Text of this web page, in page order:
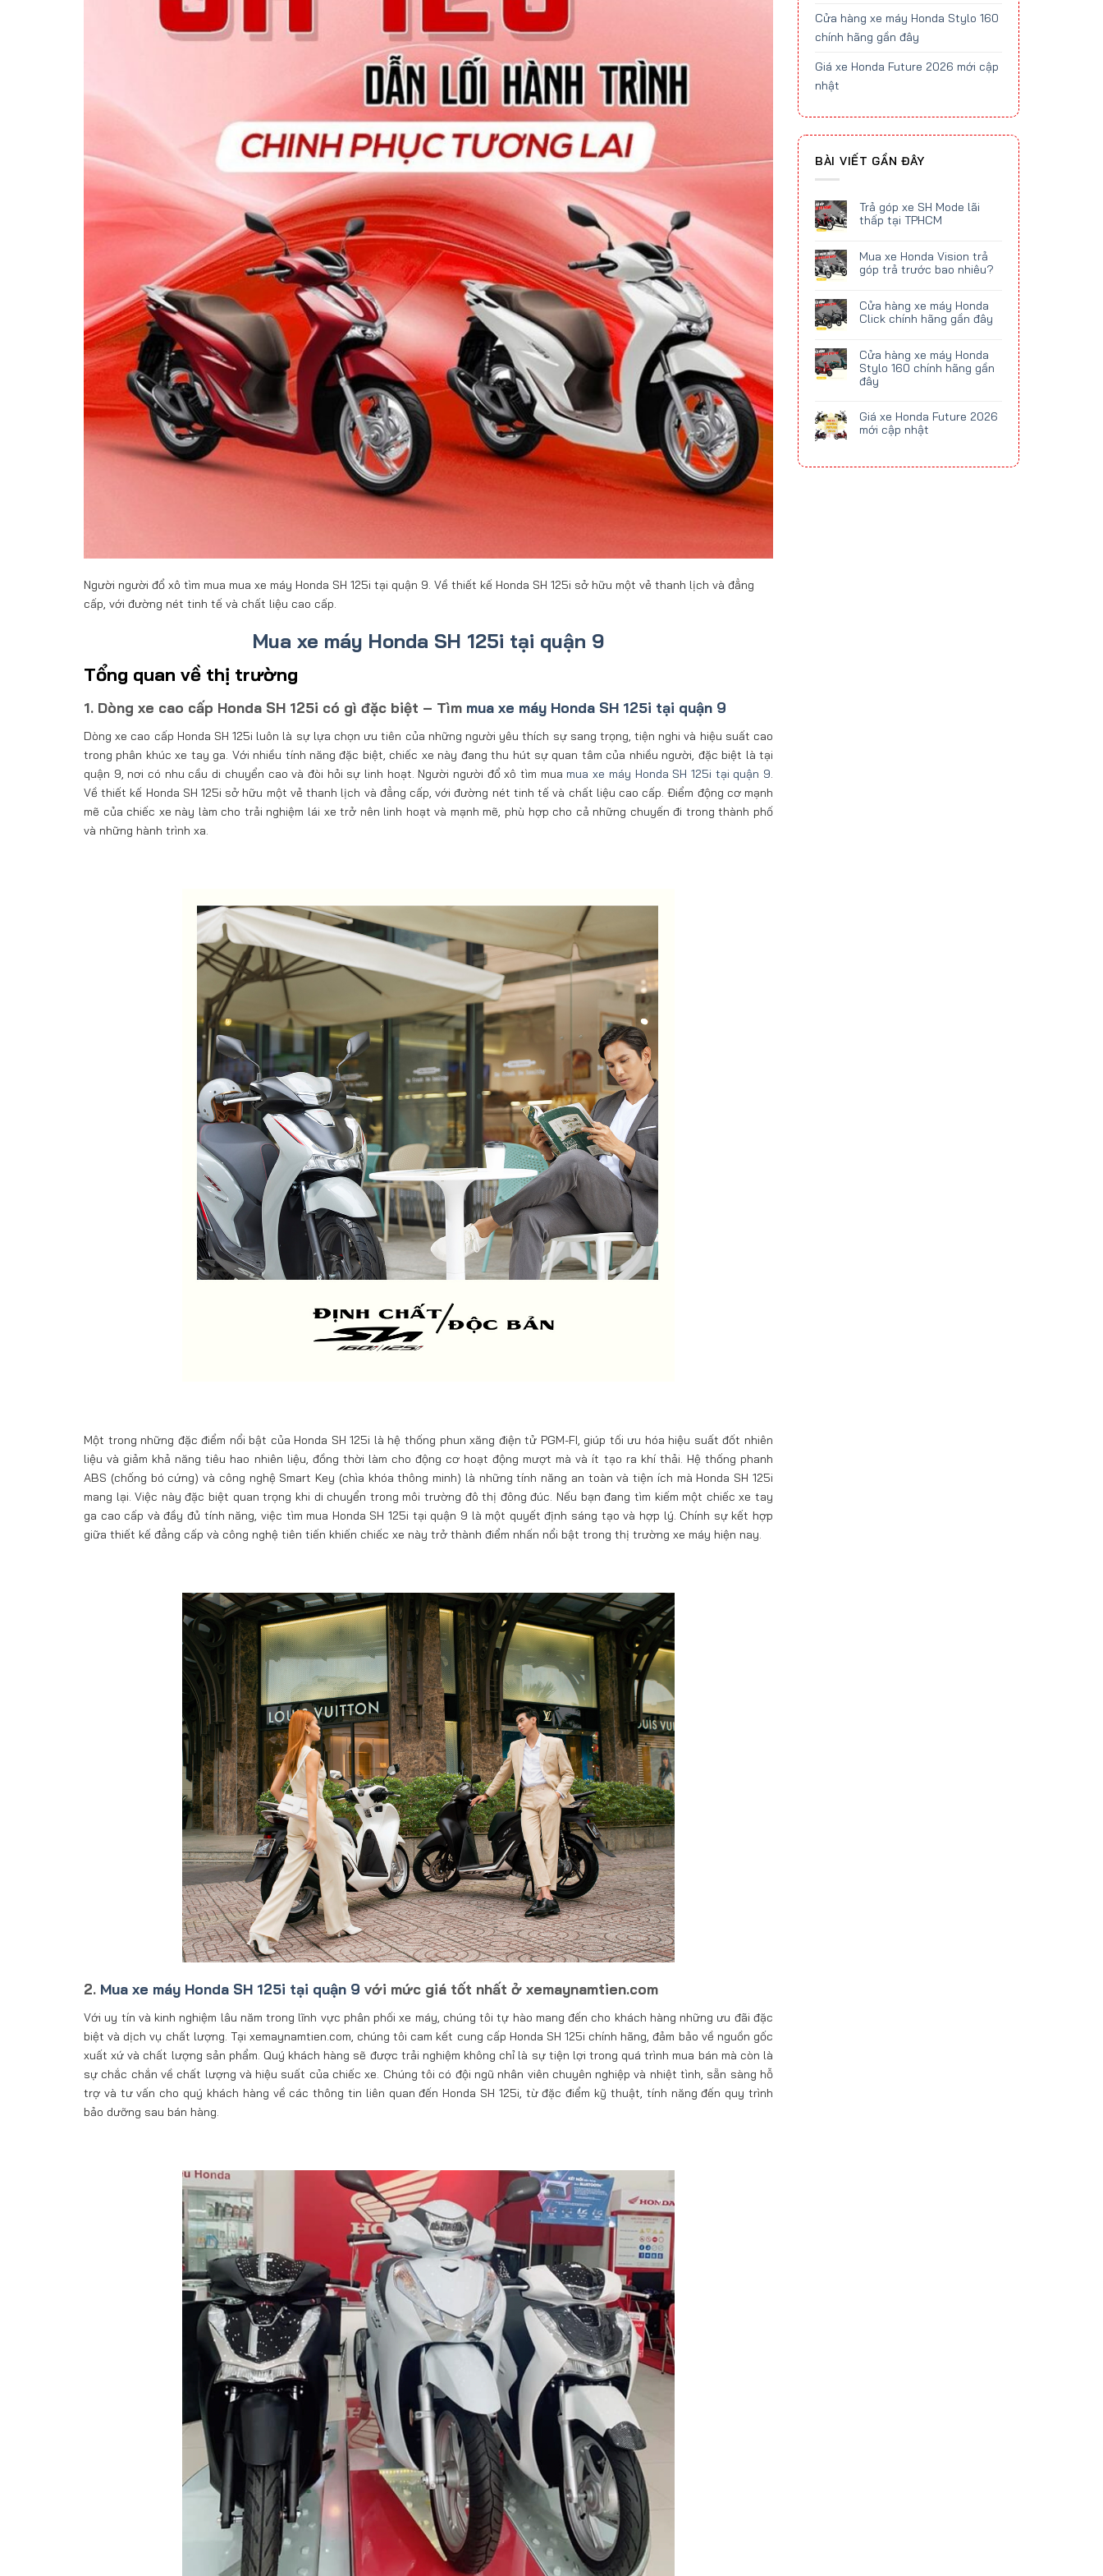
Người người đổ xô tìm mua mua xe máy Honda SH 125i tại quận 9. Về thiết kế Honda SH 125i sở hữu một vẻ thanh lịch và đẳng
cấp, với đường nét tinh tế và chất liệu cao cấp.
Mua xe máy Honda SH 125i tại quận 9
Tổng quan về thị trường
1. Dòng xe cao cấp Honda SH 125i có gì đặc biệt – Tìm mua xe máy Honda SH 125i tại quận 9
Dòng xe cao cấp Honda SH 125i luôn là sự lựa chọn ưu tiên của những người yêu thích sự sang trọng, tiện nghi và hiệu suất cao
trong phân khúc xe tay ga. Với nhiều tính năng đặc biệt, chiếc xe này đang thu hút sự quan tâm của nhiều người, đặc biệt là tại
quận 9, nơi có nhu cầu di chuyển cao và đòi hỏi sự linh hoạt. Người người đổ xô tìm mua mua xe máy Honda SH 125i tại quận 9.
Về thiết kế Honda SH 125i sở hữu một vẻ thanh lịch và đẳng cấp, với đường nét tinh tế và chất liệu cao cấp. Điểm động cơ mạnh
mẽ của chiếc xe này làm cho trải nghiệm lái xe trở nên linh hoạt và mạnh mẽ, phù hợp cho cả những chuyến đi trong thành phố
và những hành trình xa.
Một trong những đặc điểm nổi bật của Honda SH 125i là hệ thống phun xăng điện tử PGM-FI, giúp tối ưu hóa hiệu suất đốt nhiên
liệu và giảm khả năng tiêu hao nhiên liệu, đồng thời làm cho động cơ hoạt động mượt mà và ít tạo ra khí thải. Hệ thống phanh
ABS (chống bó cứng) và công nghệ Smart Key (chìa khóa thông minh) là những tính năng an toàn và tiện ích mà Honda SH 125i
mang lại. Việc này đặc biệt quan trọng khi di chuyển trong môi trường đô thị đông đúc. Nếu bạn đang tìm kiếm một chiếc xe tay
ga cao cấp và đầy đủ tính năng, việc tìm mua Honda SH 125i tại quận 9 là một quyết định sáng tạo và hợp lý. Chính sự kết hợp
giữa thiết kế đẳng cấp và công nghệ tiên tiến khiến chiếc xe này trở thành điểm nhấn nổi bật trong thị trường xe máy hiện nay.
2. Mua xe máy Honda SH 125i tại quận 9 với mức giá tốt nhất ở xemaynamtien.com
Với uy tín và kinh nghiệm lâu năm trong lĩnh vực phân phối xe máy, chúng tôi tự hào mang đến cho khách hàng những ưu đãi đặc
biệt và dịch vụ chất lượng. Tại xemaynamtien.com, chúng tôi cam kết cung cấp Honda SH 125i chính hãng, đảm bảo về nguồn gốc
xuất xứ và chất lượng sản phẩm. Quý khách hàng sẽ được trải nghiệm không chỉ là sự tiện lợi trong quá trình mua bán mà còn là
sự chắc chắn về chất lượng và hiệu suất của chiếc xe. Chúng tôi có đội ngũ nhân viên chuyên nghiệp và nhiệt tình, sẵn sàng hỗ
trợ và tư vấn cho quý khách hàng về các thông tin liên quan đến Honda SH 125i, từ đặc điểm kỹ thuật, tính năng đến quy trình
bảo dưỡng sau bán hàng.
Cửa hàng xe máy Honda Stylo 160
chính hãng gần đây
Giá xe Honda Future 2026 mới cập
nhật
BÀI VIẾT GẦN ĐÂY
Trả góp xe SH Mode lãi
thấp tại TPHCM
Mua xe Honda Vision trả
góp trả trước bao nhiêu?
Cửa hàng xe máy Honda
Click chính hãng gần đây
Cửa hàng xe máy Honda
Stylo 160 chính hãng gần
đây
Giá xe Honda Future 2026
mới cập nhật